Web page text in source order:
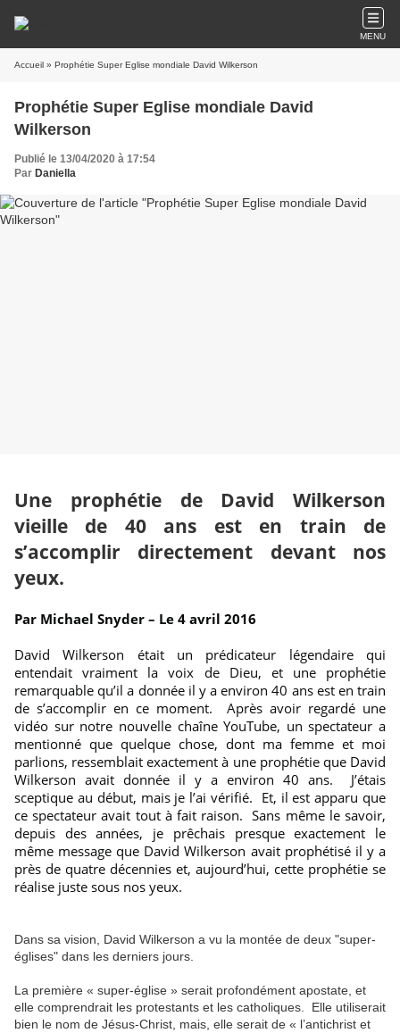
MENU
Accueil » Prophétie Super Eglise mondiale David Wilkerson
Prophétie Super Eglise mondiale David
Wilkerson
Publié le 13/04/2020 à 17:54
Par Daniella
Une prophétie de David Wilkerson
vieille de 40 ans est en train de
s’accomplir directement devant nos
yeux.
Par Michael Snyder – Le 4 avril 2016
David Wilkerson était un prédicateur légendaire qui
entendait vraiment la voix de Dieu, et une prophétie
remarquable qu’il a donnée il y a environ 40 ans est en train
de s’accomplir en ce moment. Après avoir regardé une
vidéo sur notre nouvelle chaîne YouTube, un spectateur a
mentionné que quelque chose, dont ma femme et moi
parlions, ressemblait exactement à une prophétie que David
Wilkerson avait donnée il y a environ 40 ans. J’étais
sceptique au début, mais je l’ai vérifié. Et, il est apparu que
ce spectateur avait tout à fait raison. Sans même le savoir,
depuis des années, je prêchais presque exactement le
même message que David Wilkerson avait prophétisé il y a
près de quatre décennies et, aujourd’hui, cette prophétie se
réalise juste sous nos yeux.
Dans sa vision, David Wilkerson a vu la montée de deux "super-
églises" dans les derniers jours.
La première « super-église » serait profondément apostate, et
elle comprendrait les protestants et les catholiques. Elle utiliserait
bien le nom de Jésus-Christ, mais, elle serait de « l’antichrist et